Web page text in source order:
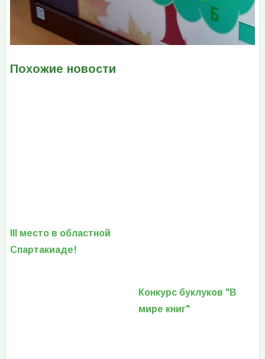
Похожие новости
III место в областной
Спартакиаде!
Конкурс буклуков "В
мире книг"